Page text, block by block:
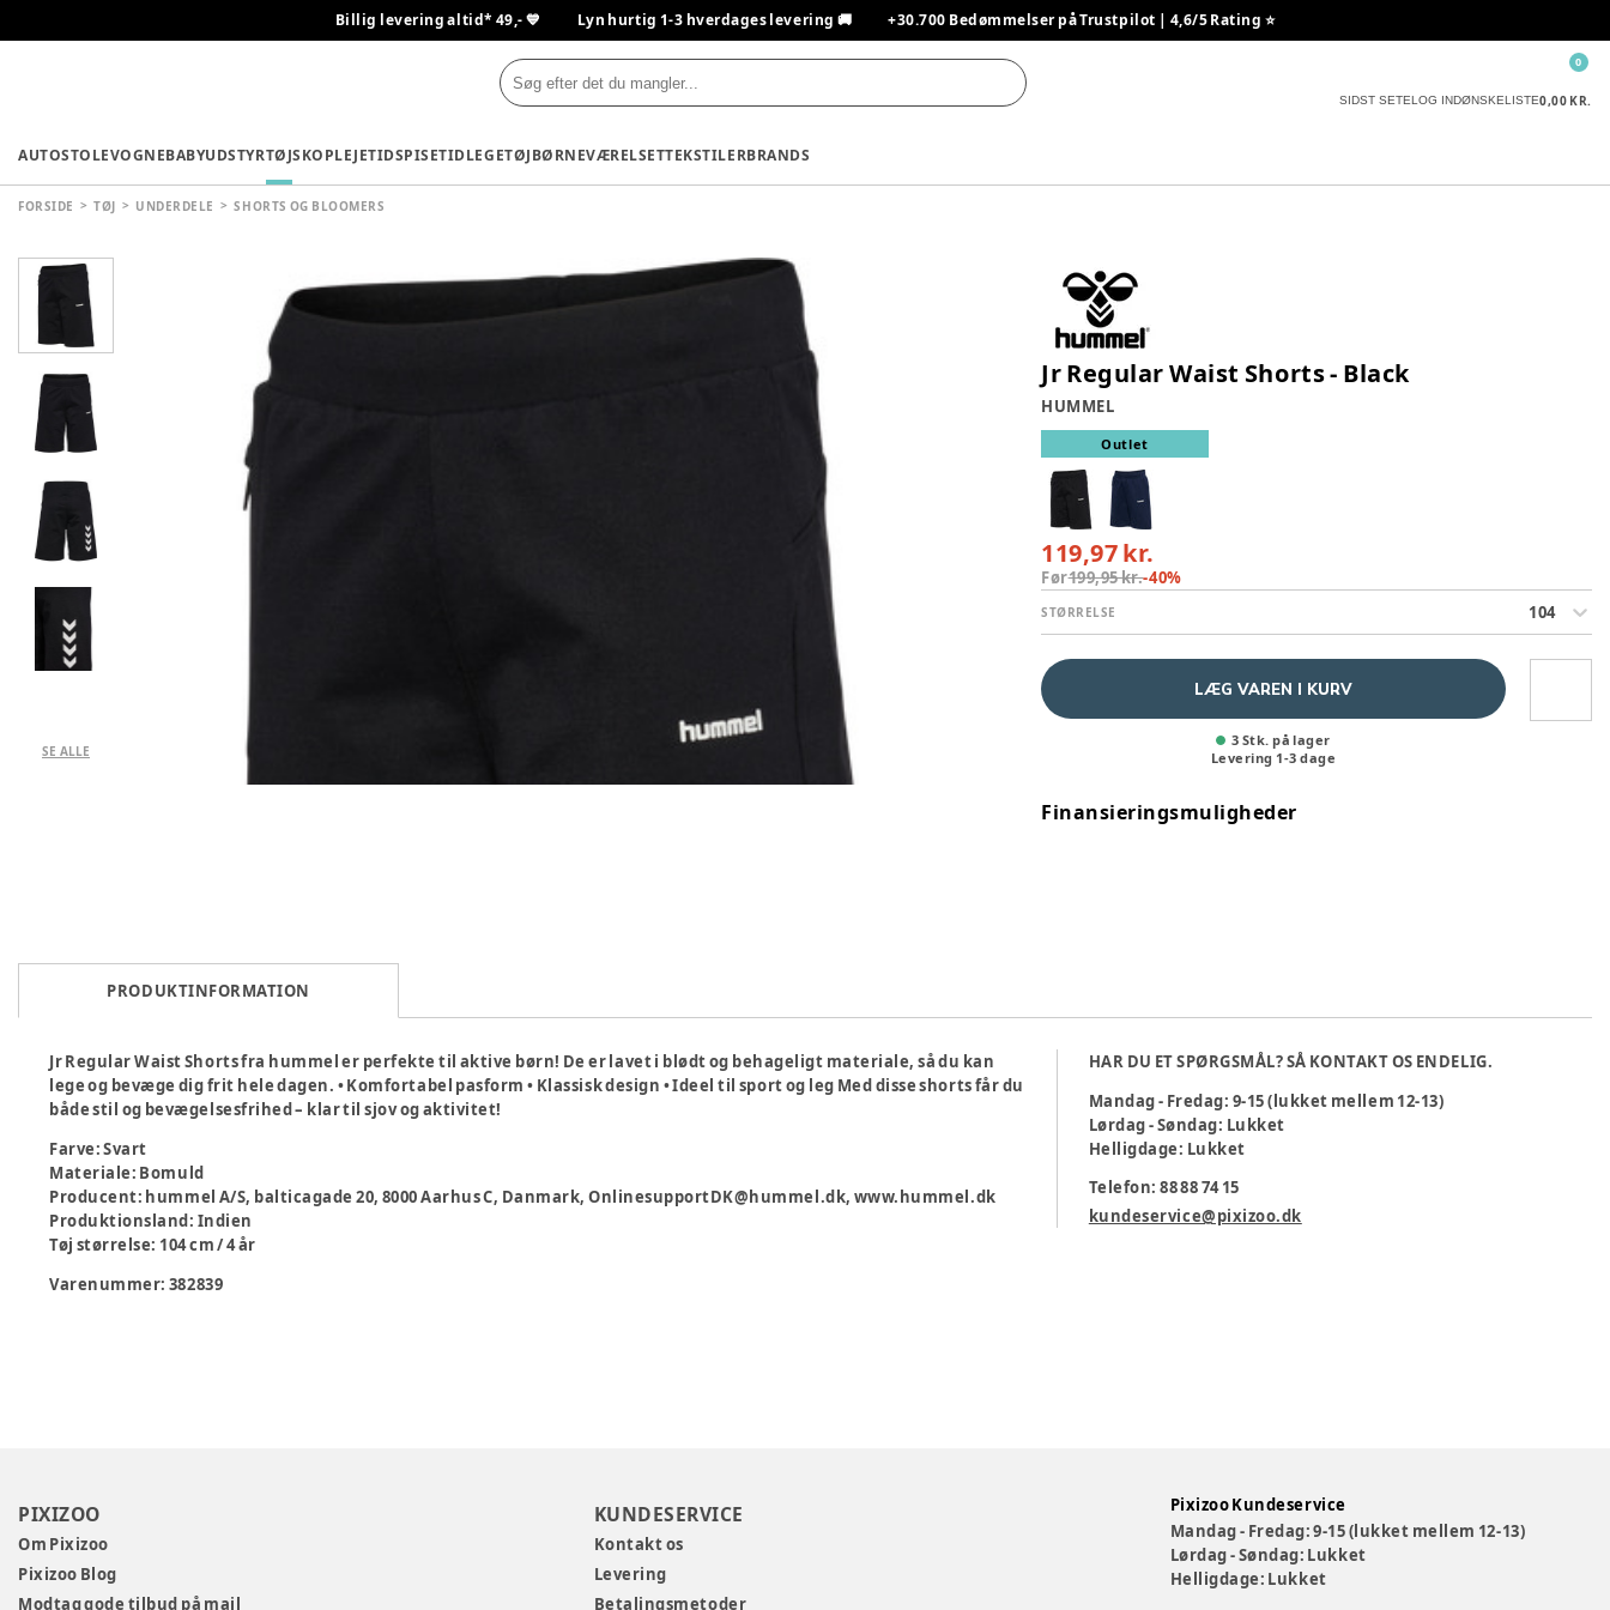
Billig levering altid* 49,- 💙 Lyn hurtig 1-3 hverdages levering 🚚 +30.700 Bedømmelser på Trustpilot | 4,6/5 Rating ⭐️
SIDST SETELOG INDØNSKELISTE0,00 KR.
0
AUTOSTOLEVOGNEBABYUDSTYRTØJSKOPLEJETIDSPISETIDLEGETØJBØRNEVÆRELSETTEKSTILERBRANDS
FORSIDE TØJ UNDERDELE SHORTS OG BLOOMERS
SE ALLE
Jr Regular Waist Shorts - Black
HUMMEL
Outlet
119,97 kr.
Før199,95 kr.-40%
STØRRELSE 104
LÆG VAREN I KURV
3 Stk. på lager
Levering 1-3 dage
Finansieringsmuligheder
PRODUKTINFORMATION
Jr Regular Waist Shorts fra hummel er perfekte til aktive børn! De er lavet i blødt og behageligt materiale, så du kan
lege og bevæge dig frit hele dagen. • Komfortabel pasform • Klassisk design • Ideel til sport og leg Med disse shorts får du
både stil og bevægelsesfrihed – klar til sjov og aktivitet!
Farve:Svart
Materiale: Bomuld
Producent: hummel A/S, balticagade 20, 8000 Aarhus C, Danmark, OnlinesupportDK@hummel.dk, www.hummel.dk
Produktionsland: Indien
Tøj størrelse: 104 cm / 4 år
Varenummer: 382839
HAR DU ET SPØRGSMÅL? SÅ KONTAKT OS ENDELIG.
Mandag - Fredag: 9-15 (lukket mellem 12-13)
Lørdag - Søndag: Lukket
Helligdage: Lukket
Telefon: 88 88 74 15
kundeservice@pixizoo.dk
PIXIZOO
Om Pixizoo
Pixizoo Blog
Modtag gode tilbud på mail
KUNDESERVICE
Kontakt os
Levering
Betalingsmetoder
Pixizoo Kundeservice
Mandag - Fredag: 9-15 (lukket mellem 12-13)
Lørdag - Søndag: Lukket
Helligdage: Lukket